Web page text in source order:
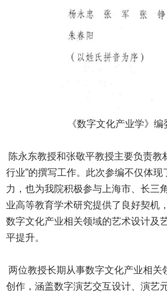
《数字文化产业学》编
陈永东教授和张敬平教授主要负责教
行业”的撰写工作。此次参编不仅体
力，也为我院积极参与上海市、长三
业高等教育学术研究提供了良好契机
数字文化产业相关领域的艺术设计及
平提升。
两位教授长期从事数字文化产业相关
创作，涵盖数字演艺交互设计、演艺